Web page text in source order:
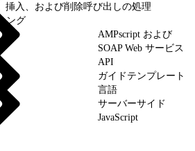
挿入、および削除呼び出しの処理
ング
AMPscript および
SOAP Web サービス
API
ガイドテンプレート
言語
サーバーサイド
JavaScript